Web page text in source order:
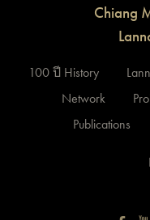
Chiang
100 ปี History
Network
Publications